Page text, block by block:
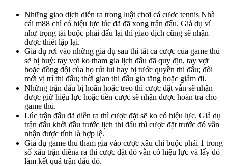
Những giao dịch diễn ra trong luật chơi cá cươc tennis Nhà
cái m88 chỉ có hiệu lực lúc đã đã xong trận đấu. Giả dụ ví
như trọng tài buộc phải đấu lại thì giao dịch cũng sẽ nhận
được thiết lập lại.
Giả dụ rơi vào những giả dụ sau thì tât cả cược của game thủ
sẽ bị huỷ: tay vợt ko tham gia lịch đấu đã quy địn, tay vợt
hoặc đồng đội của họ rút lui hay bị tước quyền thi đấu; đổi
mới vị trí thi đấu; thời gian thi đấu gia tăng hoặc giảm đi.
Những trận đấu bị hoãn hoặc treo thì cược đặt vẫn sẽ nhận
được giữ hiệu lực hoặc tiền cược sẽ nhận được hoàn trả cho
game thủ.
Lúc trận đấu đã diễn ra thì cược đặt sẽ ko có hiệu lực. Giả dụ
trận đấu khởi đầu trước lịch thi đấu thì cược đặt trước đó vẫn
nhận được tính là hợp lệ.
Giả dụ game thủ tham gia vào cược xâu chỉ buộc phải 1 trong
số xâu trận diẽna ra thì cược đặt đó vẫn có hiệu lực và lấy đó
làm kết quả trận đấu đó.